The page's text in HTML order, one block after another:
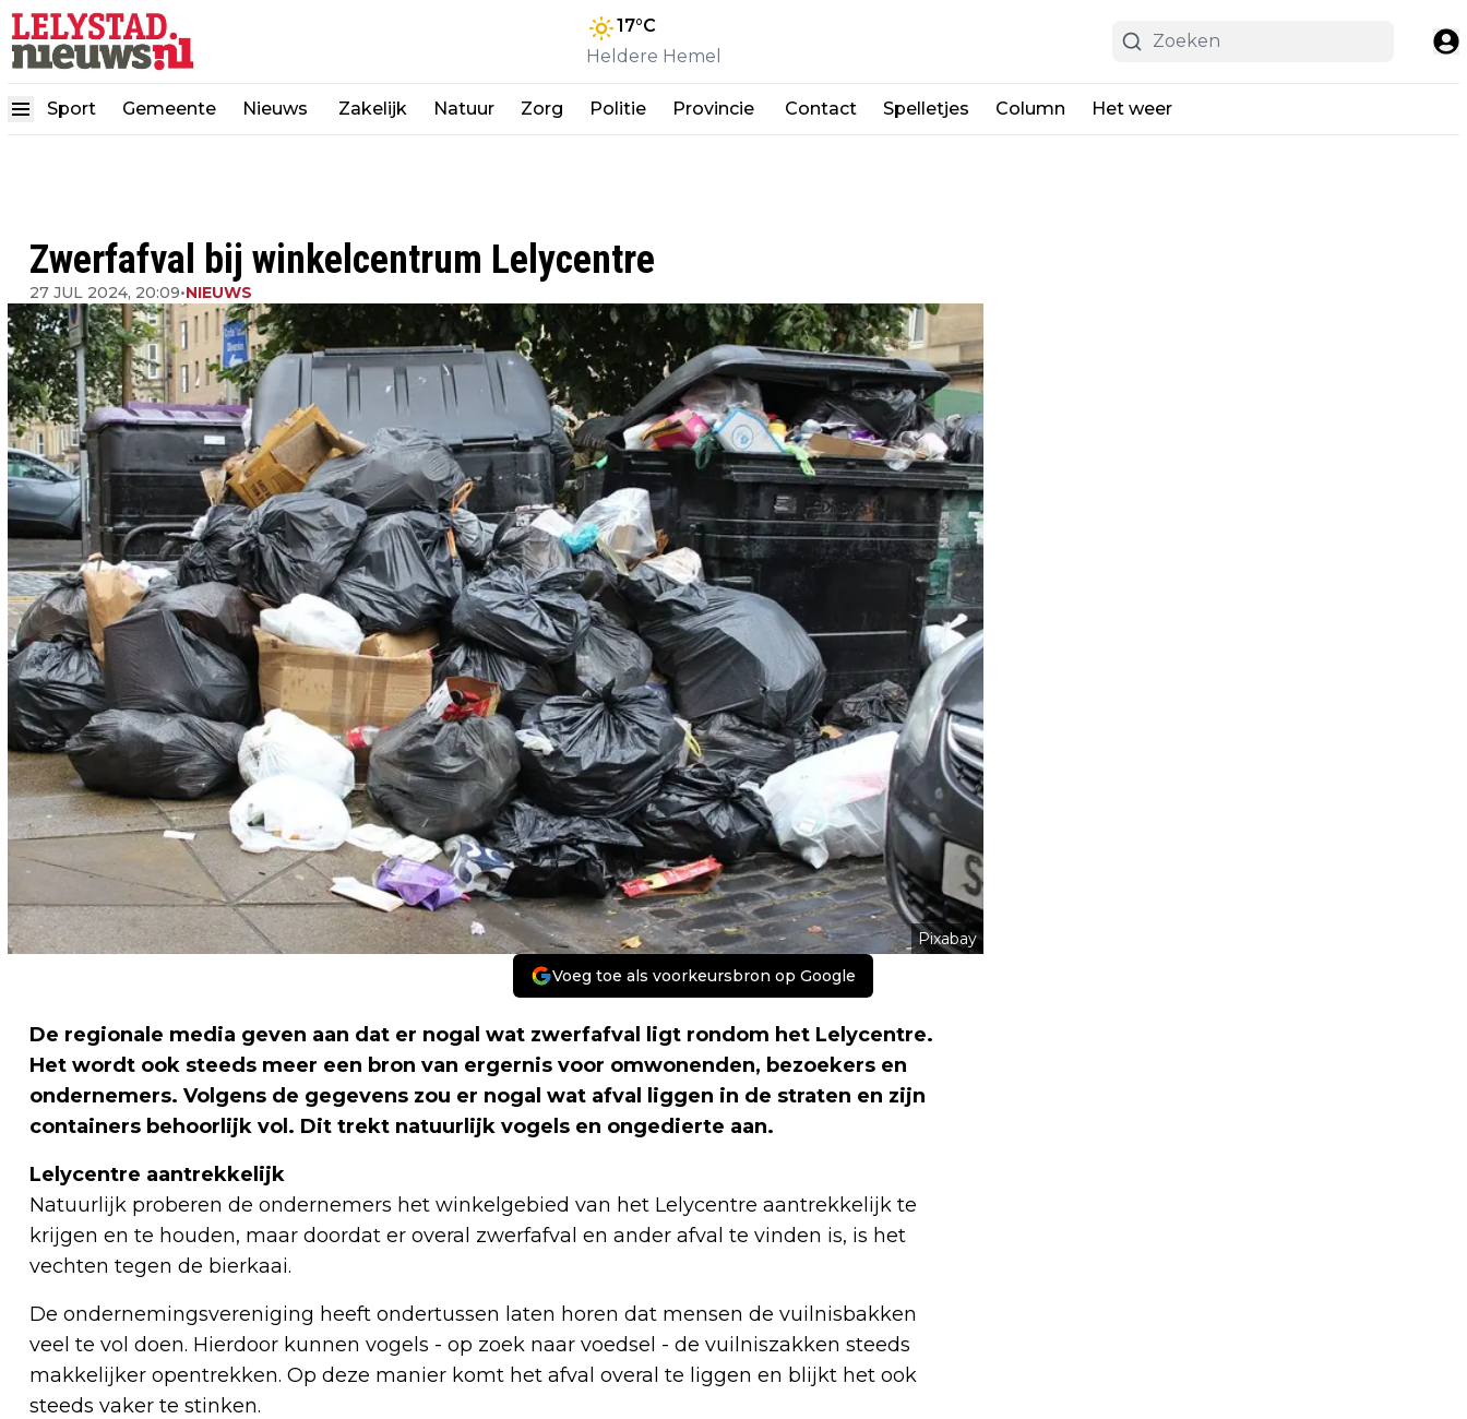
17°C
Heldere Hemel
Sport Gemeente Nieuws Zakelijk Natuur Zorg Politie Provincie Contact Spelletjes Column Het weer
Zwerfafval bij winkelcentrum Lelycentre
27 JUL 2024, 20:09•NIEUWS
Pixabay
Voeg toe als voorkeursbron op Google
De regionale media geven aan dat er nogal wat zwerfafval ligt rondom het Lelycentre.
Het wordt ook steeds meer een bron van ergernis voor omwonenden, bezoekers en
ondernemers. Volgens de gegevens zou er nogal wat afval liggen in de straten en zijn
containers behoorlijk vol. Dit trekt natuurlijk vogels en ongedierte aan.
Lelycentre aantrekkelijk
Natuurlijk proberen de ondernemers het winkelgebied van het Lelycentre aantrekkelijk te
krijgen en te houden, maar doordat er overal zwerfafval en ander afval te vinden is, is het
vechten tegen de bierkaai.
De ondernemingsvereniging heeft ondertussen laten horen dat mensen de vuilnisbakken
veel te vol doen. Hierdoor kunnen vogels - op zoek naar voedsel - de vuilniszakken steeds
makkelijker opentrekken. Op deze manier komt het afval overal te liggen en blijkt het ook
steeds vaker te stinken.